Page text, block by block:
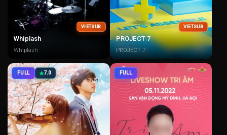
VIETSUB
Whiplash
Whiplash
VIETSUB
PROJECT 7
PROJECT 7
FULL 7.0 FULL